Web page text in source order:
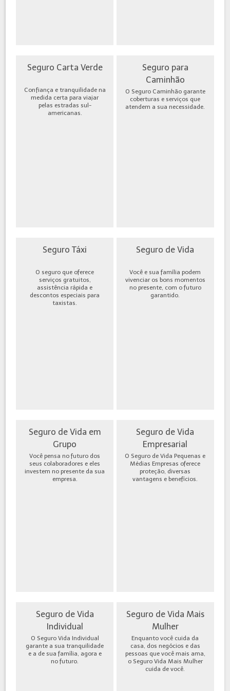
Seguro Carta Verde
Confiança e tranquilidade na
medida certa para viajar
pelas estradas sul-
americanas.
Seguro para
Caminhão
O Seguro Caminhão garante
coberturas e serviços que
atendem a sua necessidade.
Seguro Táxi
O seguro que oferece
serviços gratuitos,
assistência rápida e
descontos especiais para
taxistas.
Seguro de Vida
Você e sua família podem
vivenciar os bons momentos
no presente, com o futuro
garantido.
Seguro de Vida em
Grupo
Você pensa no futuro dos
seus colaboradores e eles
investem no presente da sua
empresa.
Seguro de Vida
Empresarial
O Seguro de Vida Pequenas e
Médias Empresas oferece
proteção, diversas
vantagens e benefícios.
Seguro de Vida
Individual
O Seguro Vida Individual
garante a sua tranquilidade
e a de sua família, agora e
no futuro.
Seguro de Vida Mais
Mulher
Enquanto você cuida da
casa, dos negócios e das
pessoas que você mais ama,
o Seguro Vida Mais Mulher
cuida de você.